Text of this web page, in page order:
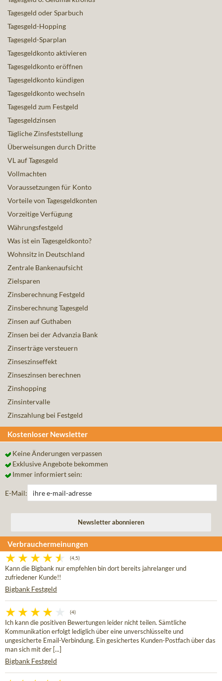
Tagesgeld oder Sparbuch
Tagesgeld-Hopping
Tagesgeld-Sparplan
Tagesgeldkonto aktivieren
Tagesgeldkonto eröffnen
Tagesgeldkonto kündigen
Tagesgeldkonto wechseln
Tagesgeld zum Festgeld
Tagesgeldzinsen
Tägliche Zinsfeststellung
Überweisungen durch Dritte
VL auf Tagesgeld
Vollmachten
Voraussetzungen für Konto
Vorteile von Tagesgeldkonten
Vorzeitige Verfügung
Währungsfestgeld
Was ist ein Tagesgeldkonto?
Wohnsitz in Deutschland
Zentrale Bankenaufsicht
Zielsparen
Zinsberechnung Festgeld
Zinsberechnung Tagesgeld
Zinsen auf Guthaben
Zinsen bei der Advanzia Bank
Zinserträge versteuern
Zinseszinseffekt
Zinseszinsen berechnen
Zinshopping
Zinsintervalle
Zinszahlung bei Festgeld
Kostenloser Newsletter
Keine Änderungen verpassen
Exklusive Angebote bekommen
Immer informiert sein:
E-Mail:
Verbrauchermeinungen
(4,5)
Kann die Bigbank nur empfehlen bin dort bereits jahrelanger und
zufriedener Kunde!!
Bigbank Festgeld
(4)
Ich kann die positiven Bewertungen leider nicht teilen. Sämtliche
Kommunikation erfolgt lediglich über eine unverschlüsselte und
ungesicherte Email-Verbindung. Ein gesichertes Kunden-Postfach über das
man sich mit der [...]
Bigbank Festgeld